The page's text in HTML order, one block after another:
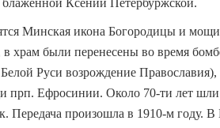
Ксении Петербуржской.
Минская икона Богородицы и
храм были перенесены во время
Руси возрождение
Ефросинии. Около 70-ти лет шли
Передача произошла в 1910-м году. В